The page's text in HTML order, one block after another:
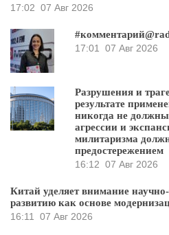
17:02 07 Авг 2026
17:01
07 Авг 2026
Разрушения и
результате
никогда не
агрессии и
милитаризма
предостережением
16:12 07 Авг 2026
Китай уделяет внимание
развитию как основе
16:11
07 Авг 2026